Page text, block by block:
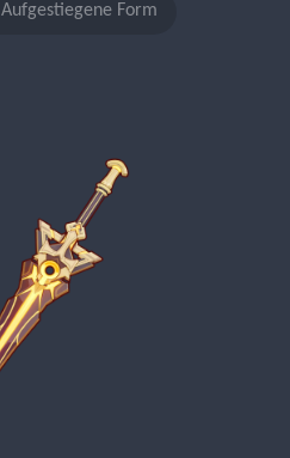
Aufgestiegene Form